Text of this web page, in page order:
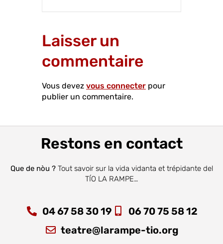
Laisser un
commentaire
Vous devez vous connecter pour
publier un commentaire.
Restons en contact
Que de nòu ?Tout savoir sur la vida vidanta et trépidante del
TÍO LA RAMPE…
04 67 58 30 19
06 70 75 58 12
teatre@larampe-tio.org